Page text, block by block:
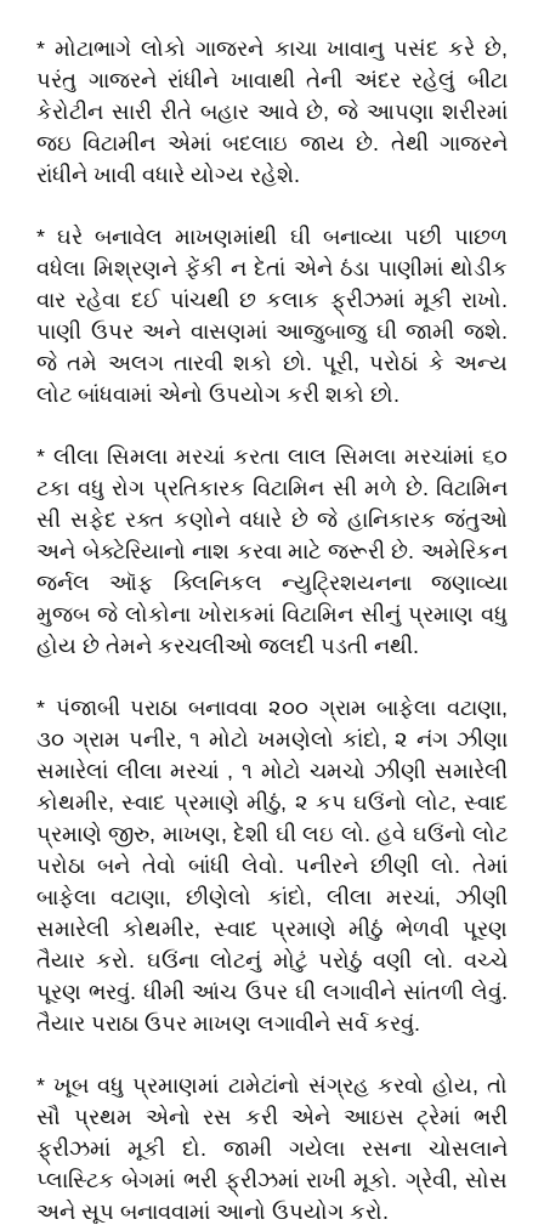
* મોટાભાગે લોકો ગાજરને કાચા ખાવાનુ પસંદ કરે છે,
પરંતુ ગાજરને રાંધીને ખાવાથી તેની અંદર રહેલું બીટા
કેરોટીન સારી રીતે બહાર આવે છે, જે આપણા શરીરમાં
જઇ વિટામીન એમાં બદલાઇ જાય છે. તેથી ગાજરને
રાંધીને ખાવી વધારે યોગ્ય રહેશે.
* ઘરે બનાવેલ માખણમાંથી ઘી બનાવ્યા પછી પાછળ
વધેલા મિશ્રણને ફેંકી ન દેતાં એને ઠંડા પાણીમાં થોડીક
વાર રહેવા દઈ પાંચથી છ કલાક ફ્રીઝમાં મૂકી રાખો.
પાણી ઉપર અને વાસણમાં આજુબાજુ ઘી જામી જશે.
જે તમે અલગ તારવી શકો છો. પૂરી, પરોઠાં કે અન્ય
લોટ બાંધવામાં એનો ઉપયોગ કરી શકો છો.
* લીલા સિમલા મરચાં કરતા લાલ સિમલા મરચાંમાં ૬૦
ટકા વધુ રોગ પ્રતિકારક વિટામિન સી મળે છે. વિટામિન
સી સફેદ રક્ત કણોને વધારે છે જે હાનિકારક જંતુઓ
અને બેક્ટેરિયાનો નાશ કરવા માટે જરૂરી છે. અમેરિકન
જર્નલ ઑફ ક્લિનિકલ ન્યુટ્રિશયનના જણાવ્યા
મુજબ જે લોકોના ખોરાકમાં વિટામિન સીનું પ્રમાણ વધુ
હોય છે તેમને કરચલીઓ જલદી પડતી નથી.
* પંજાબી પરાઠા બનાવવા ૨૦૦ ગ્રામ બાફેલા વટાણા,
૩૦ ગ્રામ પનીર, ૧ મોટો ખમણેલો કાંદો, ૨ નંગ ઝીણા
સમારેલાં લીલા મરચાં , ૧ મોટો ચમચો ઝીણી સમારેલી
કોથમીર, સ્વાદ પ્રમાણે મીઠું, ૨ કપ ઘઉંનો લોટ, સ્વાદ
પ્રમાણે જીરુ, માખણ, દેશી ઘી લઇ લો. હવે ઘઉંનો લોટ
પરોઠા બને તેવો બાંધી લેવો. પનીરને છીણી લો. તેમાં
બાફેલા વટાણા, છીણેલો કાંદો, લીલા મરચાં, ઝીણી
સમારેલી કોથમીર, સ્વાદ પ્રમાણે મીઠું ભેળવી પૂરણ
તૈયાર કરો. ઘઉંના લોટનું મોટું પરોઠું વણી લો. વચ્ચે
પૂરણ ભરવું. ધીમી આંચ ઉપર ઘી લગાવીને સાંતળી લેવું.
તૈયાર પરાઠા ઉપર માખણ લગાવીને સર્વ કરવું.
* ખૂબ વધુ પ્રમાણમાં ટામેટાંનો સંગ્રહ કરવો હોય, તો
સૌ પ્રથમ એનો રસ કરી એને આઇસ ટ્રેમાં ભરી
ફ્રીઝમાં મૂકી દો. જામી ગયેલા રસના ચોસલાને
પ્લાસ્ટિક બેગમાં ભરી ફ્રીઝમાં રાખી મૂકો. ગ્રેવી, સોસ
અને સૂપ બનાવવામાં આનો ઉપયોગ કરો.